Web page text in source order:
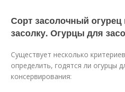
Сорт засолочный огурец
засолку. Огурцы для
Существует несколько
определить, годятся ли огурцы
консервирования: